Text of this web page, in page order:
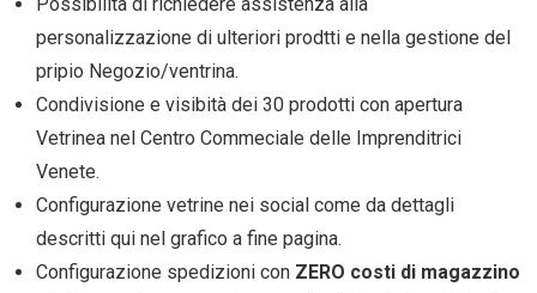
Possibilità di richiedere assistenza alla
personalizzazione di ulteriori prodtti e nella gestione del
pripio Negozio/ventrina.
Condivisione e visibità dei 30 prodotti con apertura
Vetrinea nel Centro Commeciale delle Imprenditrici
Venete.
Configurazione vetrine nei social come da dettagli
descritti qui nel grafico a fine pagina.
Configurazione spedizioni con ZERO costi di magazzino